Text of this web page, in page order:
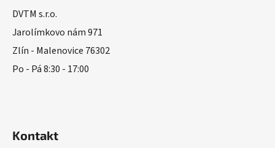
DVTM s.r.o.
Jarolímkovo nám 971
Zlín - Malenovice 76302
Po - Pá 8:30 - 17:00
Kontakt